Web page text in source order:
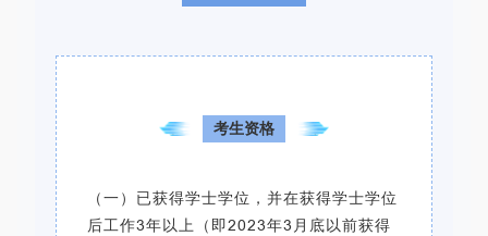
考生资格
（一）已获得学士学位，并在获得学士学位
后工作3年以上（即2023年3月底以前获得